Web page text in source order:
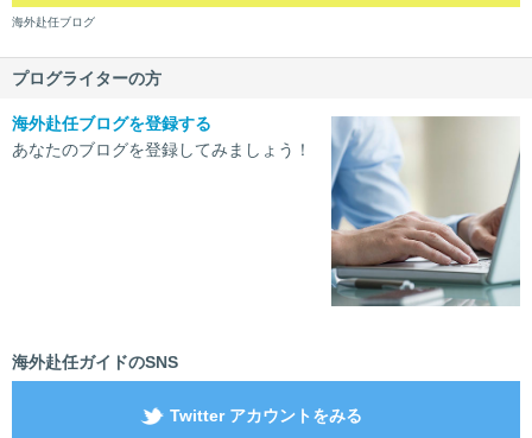
海外赴任ブログ
プログライターの方
海外赴任ブログを登録する
あなたのブログを登録してみましょう！
海外赴任ガイドのSNS
Twitter アカウントをみる